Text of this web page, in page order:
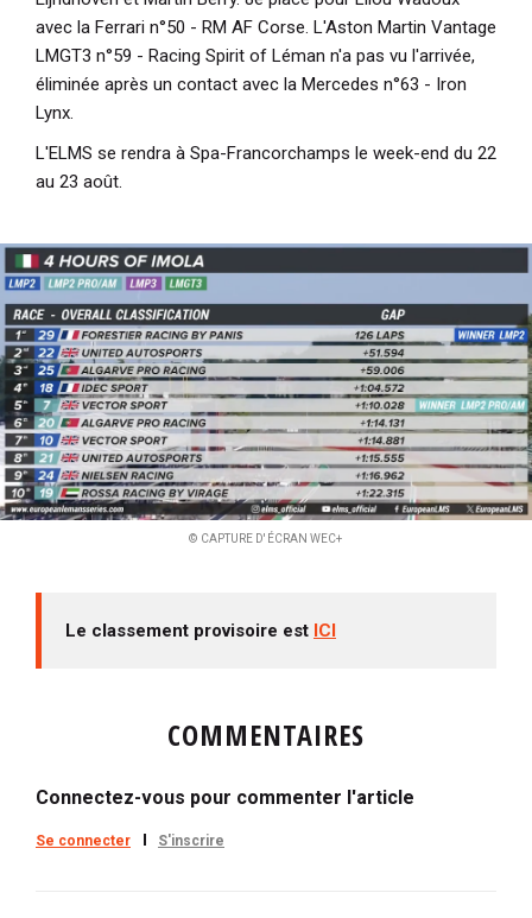
avec la Ferrari n°50 - RM AF Corse. L'Aston Martin Vantage
LMGT3 n°59 - Racing Spirit of Léman n'a pas vu l'arrivée,
éliminée après un contact avec la Mercedes n°63 - Iron
Lynx.
L'ELMS se rendra à Spa-Francorchamps le week-end du 22
au 23 août.
© CAPTURE D'ÉCRAN WEC+
Le classement provisoire est ICI
COMMENTAIRES
Connectez-vous pour commenter l'article
Se connecter S'inscrire